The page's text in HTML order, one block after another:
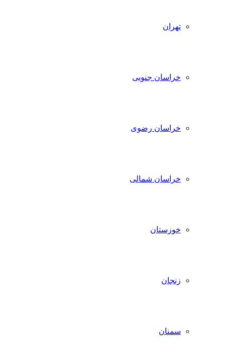
تهران
خراسان جنوبی
خراسان رضوی
خراسان شمالی
خوزستان
زنجان
سمنان